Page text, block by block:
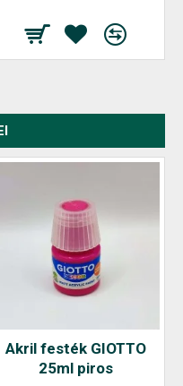
Akril festék GIOTTO
25ml piros